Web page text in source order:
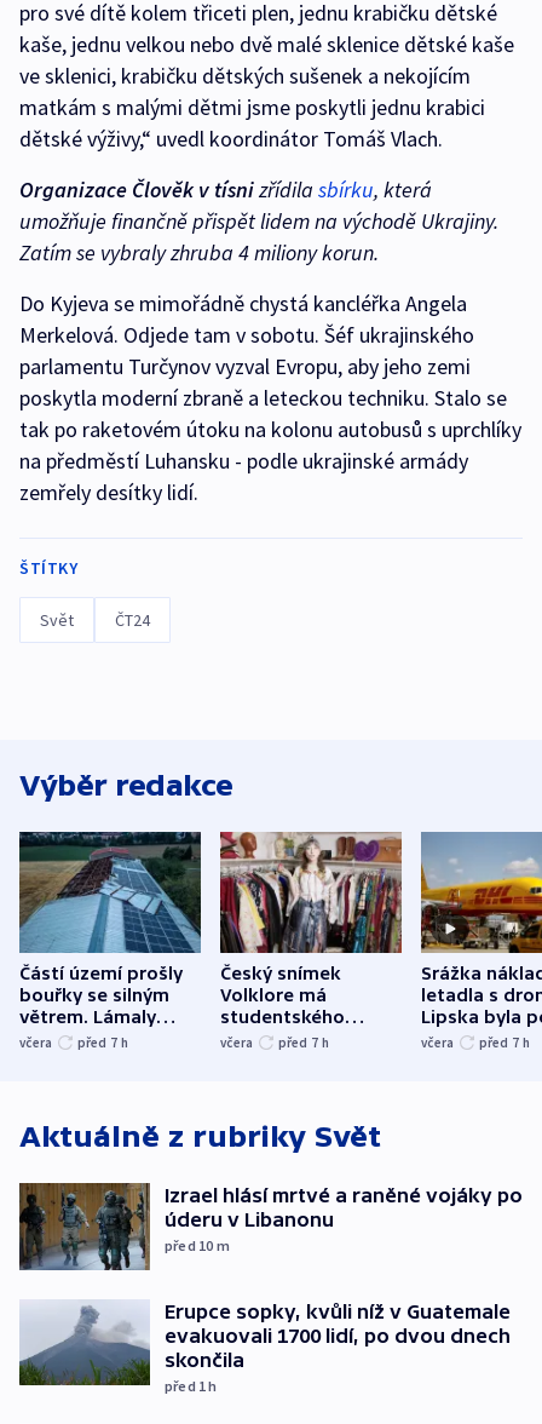
pro své dítě kolem třiceti plen, jednu krabičku dětské
kaše, jednu velkou nebo dvě malé sklenice dětské kaše
ve sklenici, krabičku dětských sušenek a nekojícím
matkám s malými dětmi jsme poskytli jednu krabici
dětské výživy,“ uvedl koordinátor Tomáš Vlach.
Organizace Člověk v tísnizřídila sbírku, která
umožňuje finančně přispět lidem na východě Ukrajiny.
Zatím se vybraly zhruba 4 miliony korun.
Do Kyjeva se mimořádně chystá kancléřka Angela
Merkelová. Odjede tam v sobotu. Šéf ukrajinského
parlamentu Turčynov vyzval Evropu, aby jeho zemi
poskytla moderní zbraně a leteckou techniku. Stalo se
tak po raketovém útoku na kolonu autobusů s uprchlíky
na předměstí Luhansku - podle ukrajinské armády
zemřely desítky lidí.
ŠTÍTKY
Svět ČT24
Výběr redakce
Částí území prošly
bouřky se silným
větrem. Lámaly
stromy a poničily
včera před 7 h
Český snímek
Volklore má
studentského
Oscara, zabojuje o
včera před 7 h
Srážka
letadla s
Lipska byla
německého
včera před 7 h
Aktuálně z rubriky Svět
Izrael hlásí mrtvé a raněné vojáky po
úderu v Libanonu
před 10 m
Erupce sopky, kvůli níž v Guatemale
evakuovali 1700 lidí, po dvou dnech
skončila
před 1h